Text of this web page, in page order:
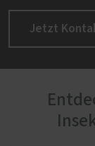
Jetzt